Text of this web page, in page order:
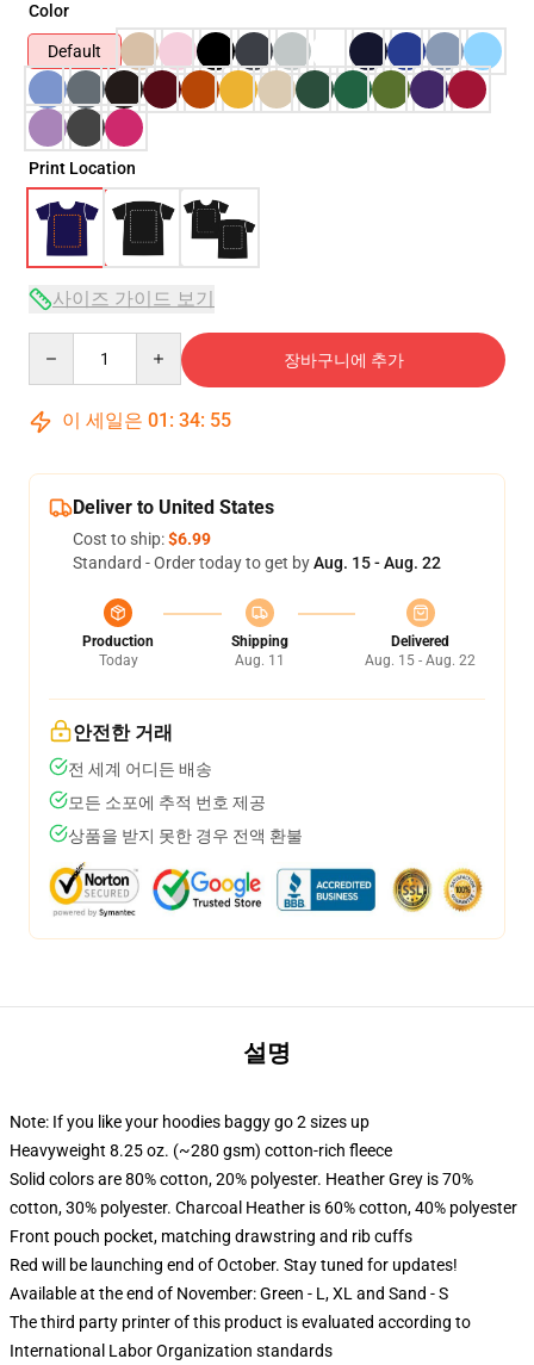
Color
Default
Print Location
사이즈 가이드 보기
장바구니에 추가
이 세일은 01 : 34: 54
Deliver to United States
Cost to ship:$6.99
Standard - Order today to get byAug. 15 - Aug. 22
Production
Today
Shipping
Aug. 11
Delivered
Aug. 15 - Aug. 22
안전한 거래
전 세계 어디든 배송
모든 소포에 추적 번호 제공
상품을 받지 못한 경우 전액 환불
설명
Note: If you like your hoodies baggy go 2 sizes up
Heavyweight 8.25 oz. (~280 gsm) cotton-rich fleece
Solid colors are 80% cotton, 20% polyester. Heather Grey is 70%
cotton, 30% polyester. Charcoal Heather is 60% cotton, 40% polyester
Front pouch pocket, matching drawstring and rib cuffs
Red will be launching end of October. Stay tuned for updates!
Available at the end of November: Green - L, XL and Sand - S
The third party printer of this product is evaluated according to
International Labor Organization standards